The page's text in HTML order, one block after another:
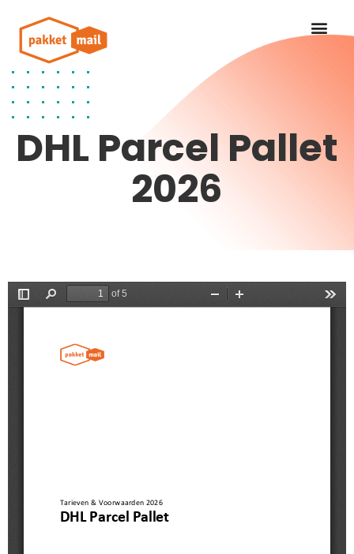
DHL Parcel Pallet
2026